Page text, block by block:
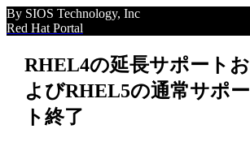
By SIOS Technology, Inc
Red Hat Portal
RHEL4の延長サポートお
よびRHEL5の通常サポー
ト終了